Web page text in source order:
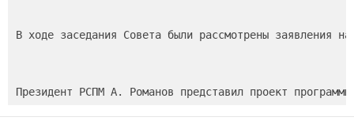
В ходе заседания Совета были рассмотрены заявления